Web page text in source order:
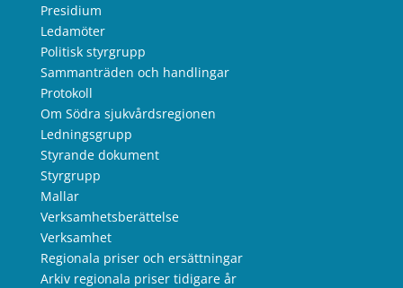
Presidium
Ledamöter
Politisk styrgrupp
Sammanträden och handlingar
Protokoll
Om Södra sjukvårdsregionen
Ledningsgrupp
Styrande dokument
Styrgrupp
Mallar
Verksamhetsberättelse
Verksamhet
Regionala priser och ersättningar
Arkiv regionala priser tidigare år